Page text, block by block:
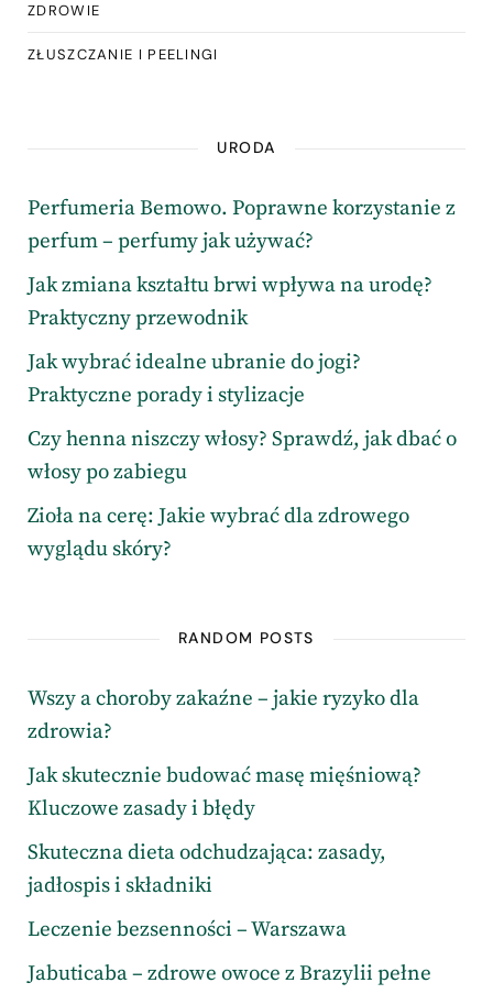
ZDROWIE
ZŁUSZCZANIE I PEELINGI
URODA
Perfumeria Bemowo. Poprawne korzystanie z
perfum – perfumy jak używać?
Jak zmiana kształtu brwi wpływa na urodę?
Praktyczny przewodnik
Jak wybrać idealne ubranie do jogi?
Praktyczne porady i stylizacje
Czy henna niszczy włosy? Sprawdź, jak dbać o
włosy po zabiegu
Zioła na cerę: Jakie wybrać dla zdrowego
wyglądu skóry?
RANDOM POSTS
Wszy a choroby zakaźne – jakie ryzyko dla
zdrowia?
Jak skutecznie budować masę mięśniową?
Kluczowe zasady i błędy
Skuteczna dieta odchudzająca: zasady,
jadłospis i składniki
Leczenie bezsenności – Warszawa
Jabuticaba – zdrowe owoce z Brazylii pełne